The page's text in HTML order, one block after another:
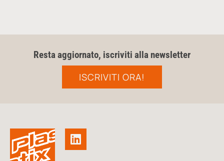
Resta aggiornato, iscriviti alla newsletter
ISCRIVITI ORA!